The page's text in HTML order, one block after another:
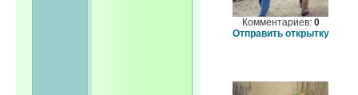
Комментариев: 0
Отправить открытку